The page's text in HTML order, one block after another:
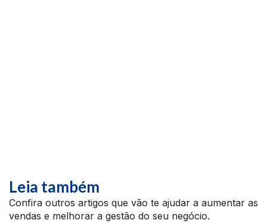
Leia também
Confira outros artigos que vão te ajudar a aumentar as
vendas e melhorar a gestão do seu negócio.